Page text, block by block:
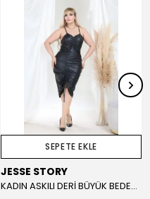
SEPETE EKLE
JESSE STORY
KADIN ASKILI DERİ BÜYÜK BEDEN ELBİSE LİKRALI İNCE DERİ TASARIM ELBİSE (Suni Deri)